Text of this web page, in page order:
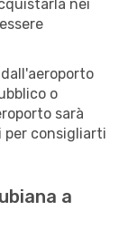
nei
o
sarà
per consigliarti
a